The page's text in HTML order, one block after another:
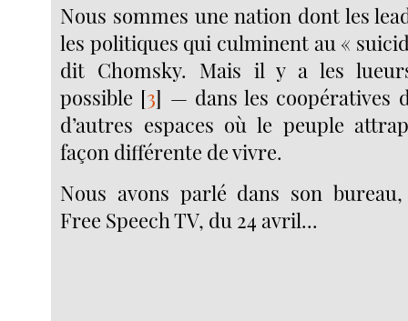
Nous sommes une nation dont les
les politiques qui culminent au «
dit Chomsky. Mais il y a les
possible [3] — dans les coopératives
d’autres espaces où le peuple
façon différente de vivre.
Nous avons parlé dans son bureau,
Free Speech TV, du 24 avril...